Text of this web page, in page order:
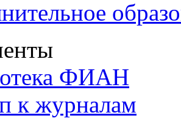
ФИАН
к журналам